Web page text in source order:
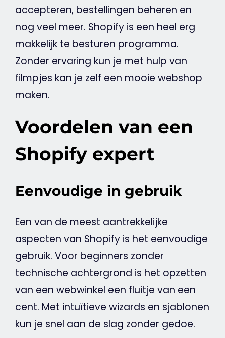
accepteren, bestellingen beheren en
nog veel meer. Shopify is een heel erg
makkelijk te besturen programma.
Zonder ervaring kun je met hulp van
filmpjes kan je zelf een mooie webshop
maken.
Voordelen van een
Shopify expert
Eenvoudige in gebruik
Een van de meest aantrekkelijke
aspecten van Shopify is het eenvoudige
gebruik. Voor beginners zonder
technische achtergrond is het opzetten
van een webwinkel een fluitje van een
cent. Met intuïtieve wizards en sjablonen
kun je snel aan de slag zonder gedoe.